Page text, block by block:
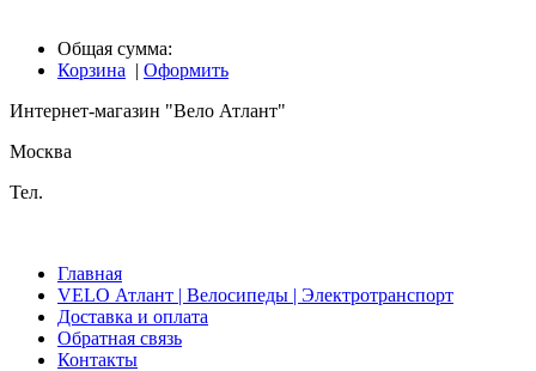
Общая сумма:
Корзина | Оформить
Интернет-магазин "Вело Атлант"
Москва
Тел.
Главная
VELO Атлант | Велосипеды | Электротранспорт
Доставка и оплата
Обратная связь
Контакты